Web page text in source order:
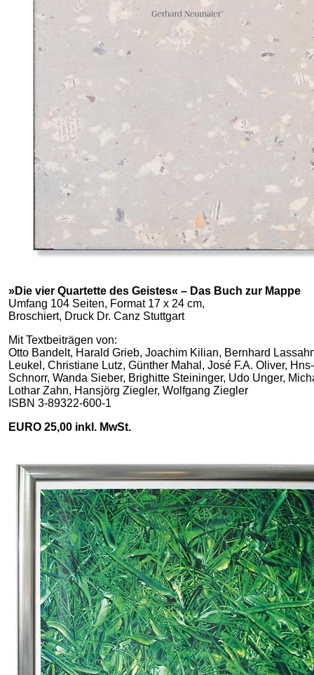
»Die vier Quartette des Geistes« – Das Buch zur Mappe
Umfang 104 Seiten, Format 17 x 24 cm,
Broschiert, Druck Dr. Canz Stuttgart
Mit Textbeiträgen von:
Otto Bandelt, Harald Grieb, Joachim Kilian, Bernhard
Leukel, Christiane Lutz, Günther Mahal, José F.A. Oliver,
Schnorr, Wanda Sieber, Brighitte Steininger, Udo Unger,
Lothar Zahn, Hansjörg Ziegler, Wolfgang Ziegler
ISBN 3-89322-600-1
EURO 25,00 inkl. MwSt.